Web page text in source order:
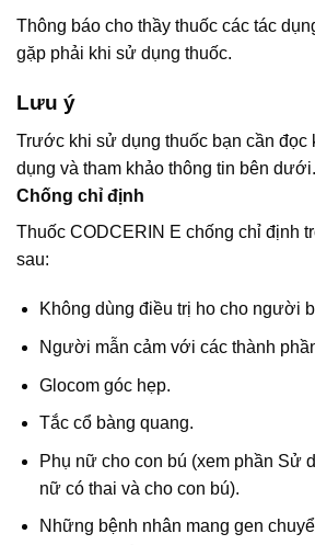
Thông báo cho thầy thuốc các tác
gặp phải khi sử dụng thuốc.
Lưu ý
Trước khi sử dụng thuốc bạn cần
dụng và tham khảo thông tin bên dưới.
Chống chỉ định
Thuốc CODCERIN E chống chỉ định
sau:
Không dùng điều trị ho cho người
Người mẫn cảm với các thành
Glocom góc hẹp.
Tắc cổ bàng quang.
Phụ nữ cho con bú (xem phần Sử
nữ có thai và cho con bú).
Những bệnh nhân mang gen